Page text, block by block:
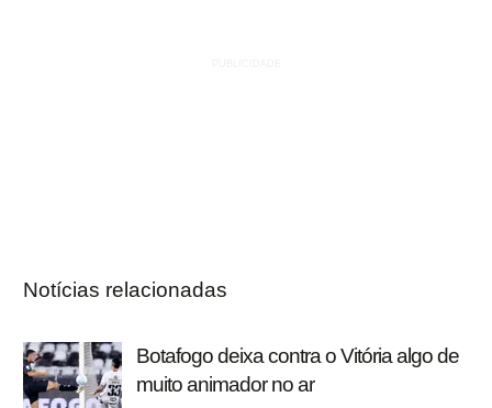
Notícias relacionadas
Botafogo deixa contra o Vitória algo de
muito animador no ar